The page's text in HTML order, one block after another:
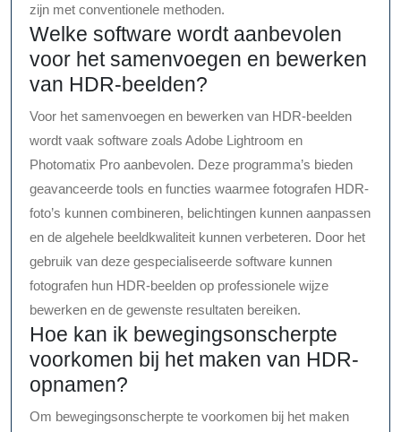
zijn met conventionele methoden.
Welke software wordt aanbevolen
voor het samenvoegen en bewerken
van HDR-beelden?
Voor het samenvoegen en bewerken van HDR-beelden
wordt vaak software zoals Adobe Lightroom en
Photomatix Pro aanbevolen. Deze programma’s bieden
geavanceerde tools en functies waarmee fotografen HDR-
foto’s kunnen combineren, belichtingen kunnen aanpassen
en de algehele beeldkwaliteit kunnen verbeteren. Door het
gebruik van deze gespecialiseerde software kunnen
fotografen hun HDR-beelden op professionele wijze
bewerken en de gewenste resultaten bereiken.
Hoe kan ik bewegingsonscherpte
voorkomen bij het maken van HDR-
opnamen?
Om bewegingsonscherpte te voorkomen bij het maken